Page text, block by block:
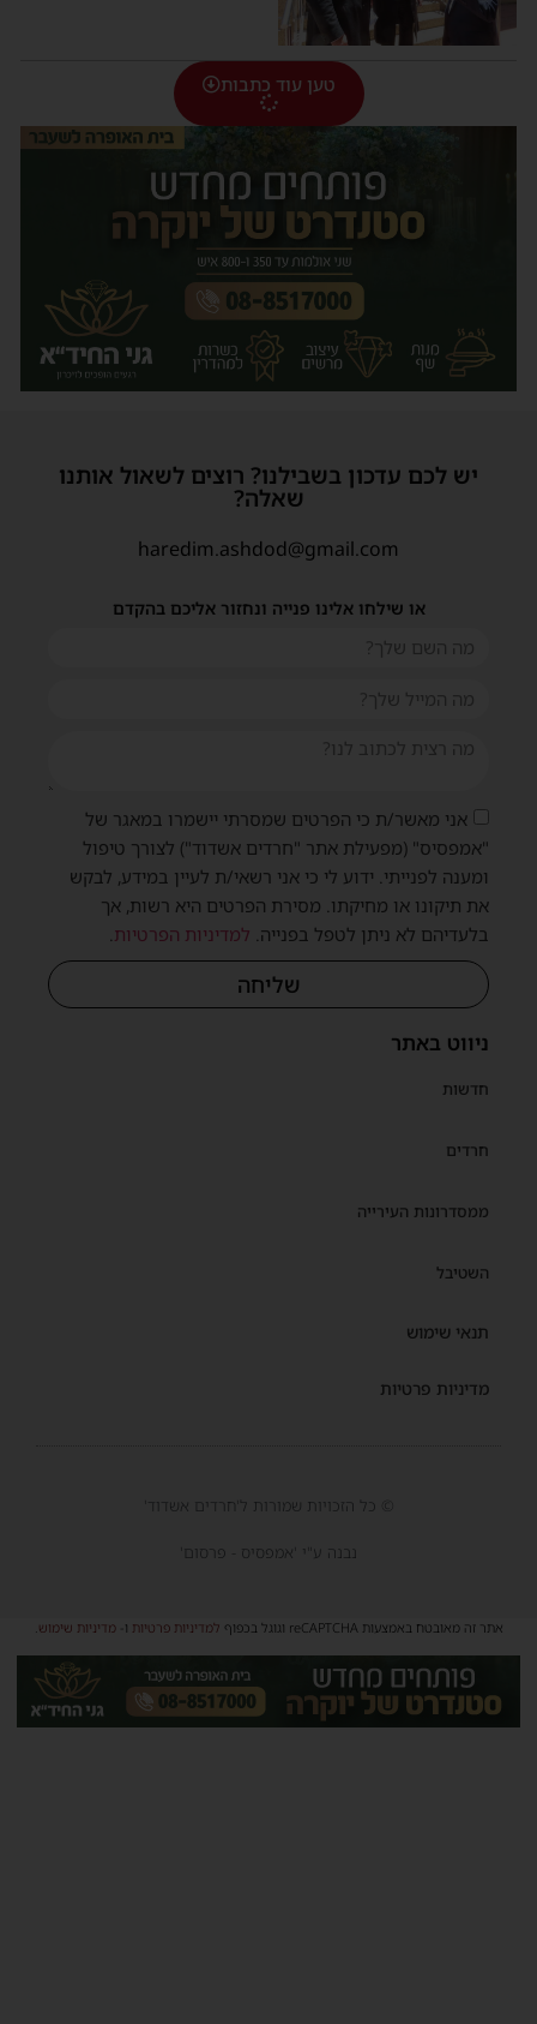
טען עוד כתבות
ניווט באתר
חדשות
חרדים
ממסדרונות העירייה
השטיבל
תנאי שימוש
מדיניות פרטיות
יש לכם עדכון בשבילנו? רוצים לשאול אותנו
שאלה?
haredim.ashdod@gmail.com
או שילחו אלינו פנייה ונחזור אליכם בהקדם
אני מאשר/ת כי הפרטים שמסרתי יישמרו במאגר של
"אמפסיס" (מפעילת אתר "חרדים אשדוד") לצורך טיפול
ומענה לפנייתי. ידוע לי כי אני רשאי/ת לעיין במידע, לבקש
את תיקונו או מחיקתו. מסירת הפרטים היא רשות, אך
בלעדיהם לא ניתן לטפל בפנייה.למדיניות הפרטיות.
שליחה
© כל הזכויות שמורות ל'חרדים אשדוד'
נבנה ע"י 'אמפסיס - פרסום'
אתר זה מאובטח באמצעות reCAPTCHA וגוגל בכפוף למדיניות פרטיותו-מדיניות שימוש.